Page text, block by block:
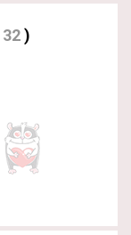
32)